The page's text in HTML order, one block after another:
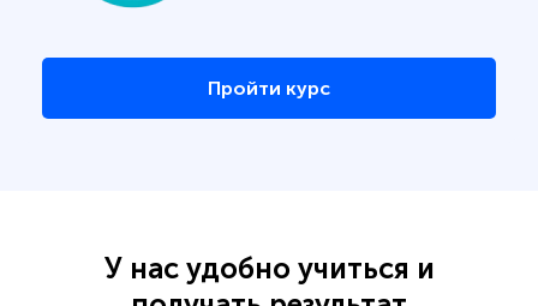
Пройти курс
У нас удобно учиться и